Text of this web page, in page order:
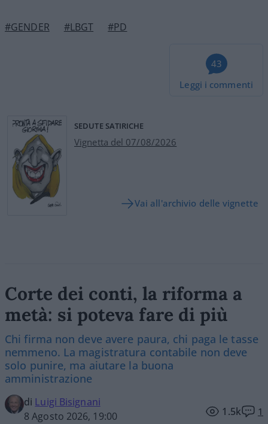
#GENDER #LBGT #PD
43
Leggi i commenti
SEDUTE SATIRICHE
Vignetta del 07/08/2026
Vai all'archivio delle vignette
Corte dei conti, la riforma a
metà: si poteva fare di più
Chi firma non deve avere paura, chi paga le tasse
nemmeno. La magistratura contabile non deve
solo punire, ma aiutare la buona
amministrazione
di Luigi Bisignani
8 Agosto 2026, 19:00
1.5k 1